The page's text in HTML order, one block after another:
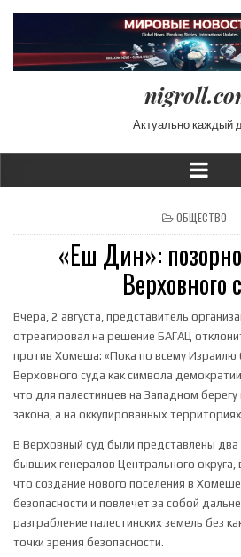
Актуально каждый
POSTED IN
ОБЩЕСТВО
«Еш Дин»:
Верховного
Вчера, 2 августа, представитель
отреагировал на решение БАГАЦ
против Хомеша: «Пока по всему
Верховного суда как символа
что для палестинцев на Западном берегу
закона, а на оккупированных
В Верховный суд были представлены два
бывших генералов Центрального округа,
что создание нового поселения в
безопасности и повлечет за собой
разграбление палестинских земель без
точки зрения безопасности.